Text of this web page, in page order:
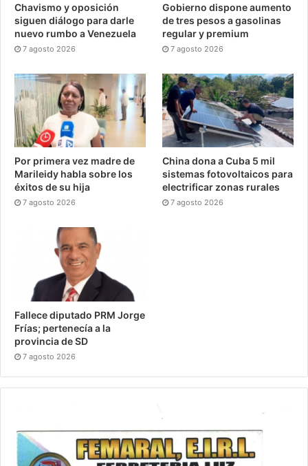
Chavismo y oposición
siguen diálogo para darle
nuevo rumbo a Venezuela
7 agosto 2026
Gobierno dispone aumento
de tres pesos a gasolinas
regular y premium
7 agosto 2026
Por primera vez madre de
Marileidy habla sobre los
éxitos de su hija
7 agosto 2026
China dona a Cuba 5 mil
sistemas fotovoltaicos para
electrificar zonas rurales
7 agosto 2026
Fallece diputado PRM Jorge
Frías; pertenecía a la
provincia de SD
7 agosto 2026